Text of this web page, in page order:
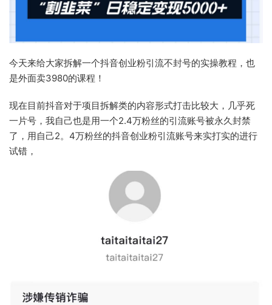
今天来给大家拆解一个抖音创业粉引流不封号的实操教程，也
是外面卖3980的课程！
现在目前抖音对于项目拆解类的内容形式打击比较大，几乎死
一片号，我自己也是用一个2.4万粉丝的引流账号被永久封禁
了，用自己2。4万粉丝的抖音创业粉引流账号来实打实的进行
试错，